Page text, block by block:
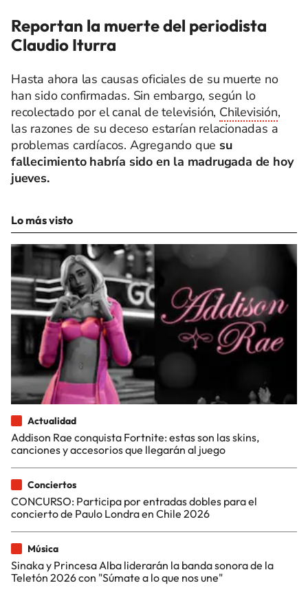
Reportan la muerte del periodista
Claudio Iturra
Hasta ahora las causas oficiales de su muerte no
han sido confirmadas. Sin embargo, según lo
recolectado por el canal de televisión, Chilevisión,
las razones de su deceso estarían relacionadas a
problemas cardíacos. Agregando que su
fallecimiento habría sido en la madrugada de hoy
jueves.
Lo más visto
Actualidad
Addison Rae conquista Fortnite: estas son las skins,
canciones y accesorios que llegarán al juego
Conciertos
CONCURSO: Participa por entradas dobles para el
concierto de Paulo Londra en Chile 2026
Música
Sinaka y Princesa Alba liderarán la banda sonora de la
Teletón 2026 con "Súmate a lo que nos une"